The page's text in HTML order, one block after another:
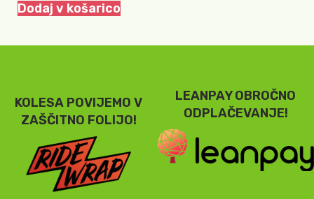
Dodaj v košarico
KOLESA POVIJEMO V
ZAŠČITNO FOLIJO!
LEANPAY OBROČNO
ODPLAČEVANJE!